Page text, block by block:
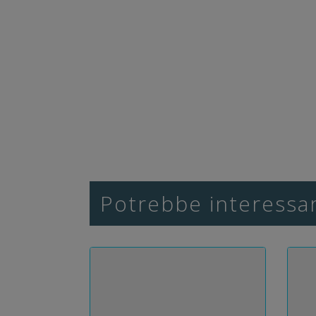
Potrebbe